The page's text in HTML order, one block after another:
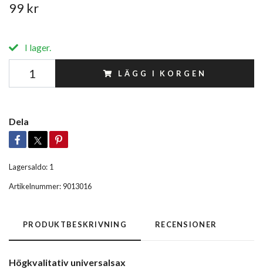
99 kr
I lager.
LÄGG I KORGEN
Dela
Lagersaldo: 1
Artikelnummer:9013016
PRODUKTBESKRIVNING RECENSIONER
Högkvalitativ universalsax